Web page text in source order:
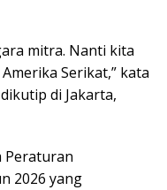
mitra. Nanti kita
Serikat,” kata
di Jakarta,
Peraturan
2026 yang